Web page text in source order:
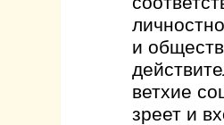
и
ветхие
зреет и